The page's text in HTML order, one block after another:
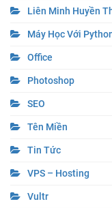
Liên Minh Huyền
Máy Học Với
Office
Photoshop
SEO
Tên Miền
Tin Tức
VPS – Hosting
Vultr